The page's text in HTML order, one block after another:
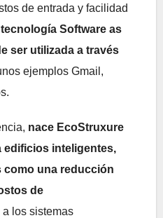
de entrada y facilidad
tecnología Software as
ser utilizada a través
ejemplos Gmail,
nace EcoStruxure
edificios inteligentes,
una reducción
de
a los sistemas